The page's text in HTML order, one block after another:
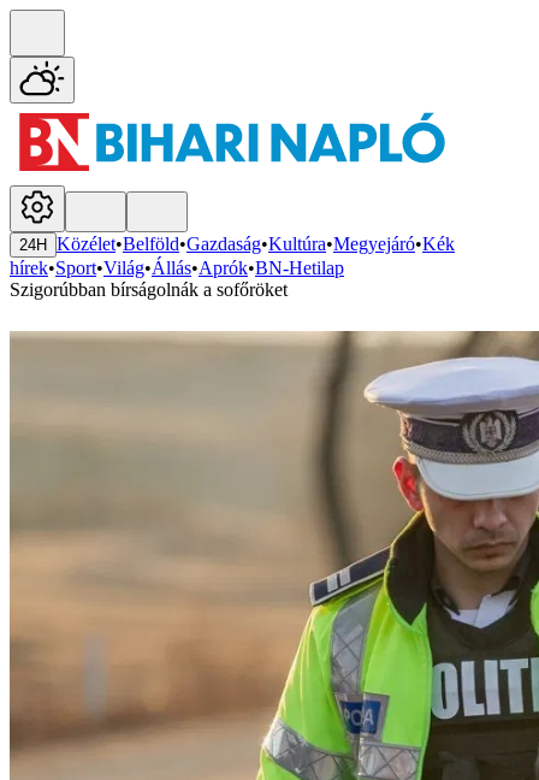
24H Közélet•Belföld•Gazdaság•Kultúra•Megyejáró•Kék
hírek•Sport•Világ•Állás•Aprók•BN-Hetilap
Szigorúbban bírságolnák a sofőröket